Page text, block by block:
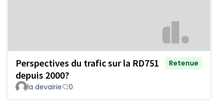
Perspectives du trafic sur la RD751
depuis 2000?
Retenue
la devairie 0